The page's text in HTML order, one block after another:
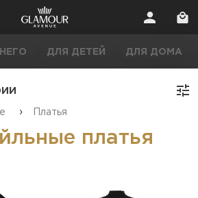
ДЛЯ ДЕТЕЙ ДЛЯ ДОМА
› Платья
платья